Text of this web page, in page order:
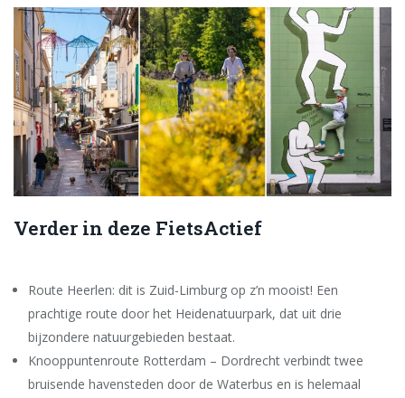
Verder in deze FietsActief
Route Heerlen: dit is Zuid-Limburg op z’n mooist! Een
prachtige route door het Heidenatuurpark, dat uit drie
bijzondere natuurgebieden bestaat.
Knooppuntenroute Rotterdam – Dordrecht verbindt twee
bruisende havensteden door de Waterbus en is helemaal